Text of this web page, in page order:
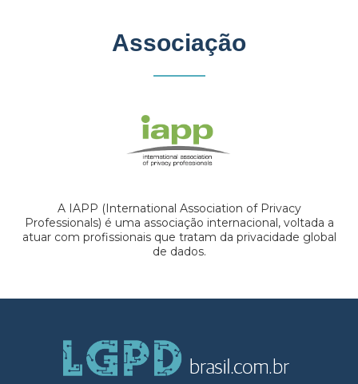
Associação
A IAPP (International Association of Privacy
Professionals) é uma associação internacional, voltada a
atuar com profissionais que tratam da privacidade global
de dados.